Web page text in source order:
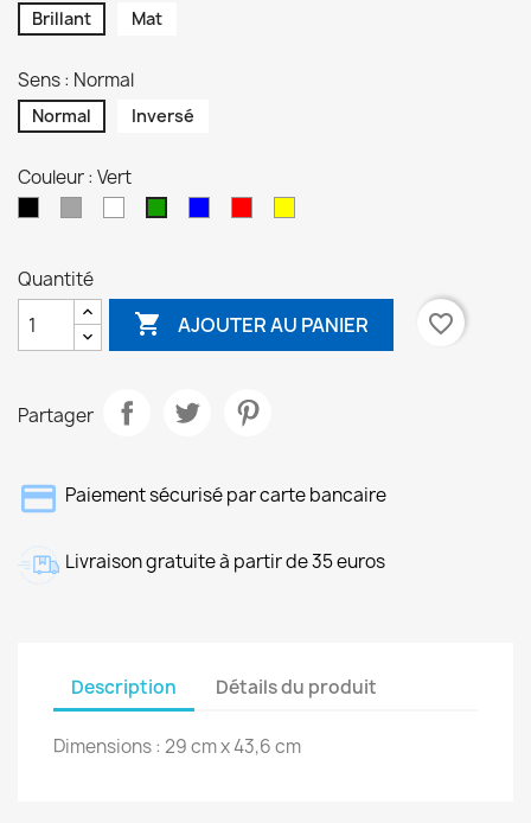
Brillant Mat
Sens : Normal
Normal Inversé
Couleur : Vert
Quantité
 AJOUTER AU PANIER favorite_border
Partager
Paiement sécurisé par carte bancaire
Livraison gratuite à partir de 35 euros
Description Détails du produit
Dimensions : 29 cm x 43,6 cm